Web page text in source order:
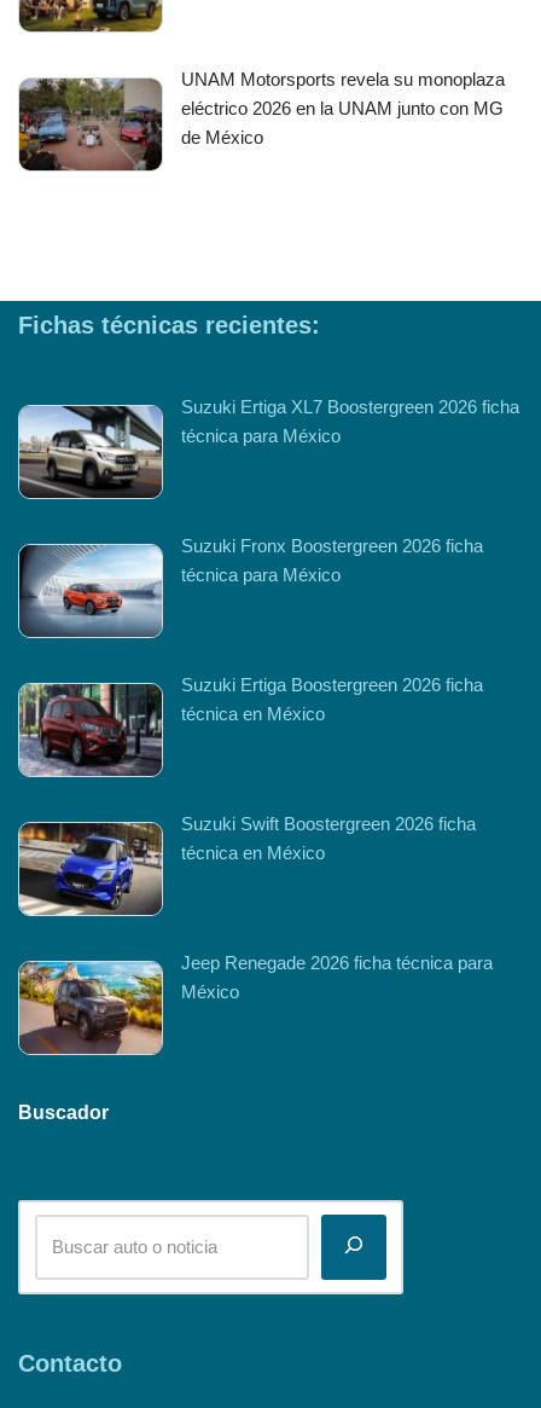
UNAM Motorsports revela su monoplaza
eléctrico 2026 en la UNAM junto con MG
de México
Fichas técnicas recientes:
Suzuki Ertiga XL7 Boostergreen 2026 ficha
técnica para México
Suzuki Fronx Boostergreen 2026 ficha
técnica para México
Suzuki Ertiga Boostergreen 2026 ficha
técnica en México
Suzuki Swift Boostergreen 2026 ficha
técnica en México
Jeep Renegade 2026 ficha técnica para
México
Buscador
Contacto